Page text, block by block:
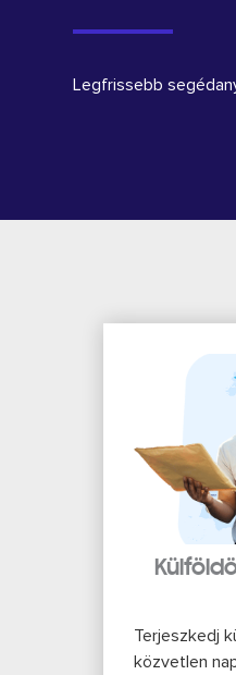
Legfrissebb
Terjeszkedj
közvetlen